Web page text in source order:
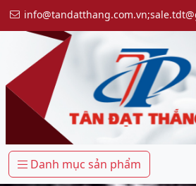
Danh mục sản phẩm